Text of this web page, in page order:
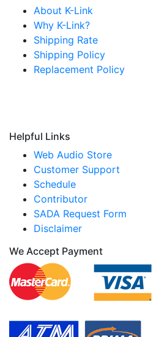
About K-Link
Why K-Link?
Shipping Rate
Shipping Policy
Replacement Policy
Helpful Links
Web Audio Store
Customer Support
Schedule
Contributor
SADA Request Form
Disclaimer
We Accept Payment